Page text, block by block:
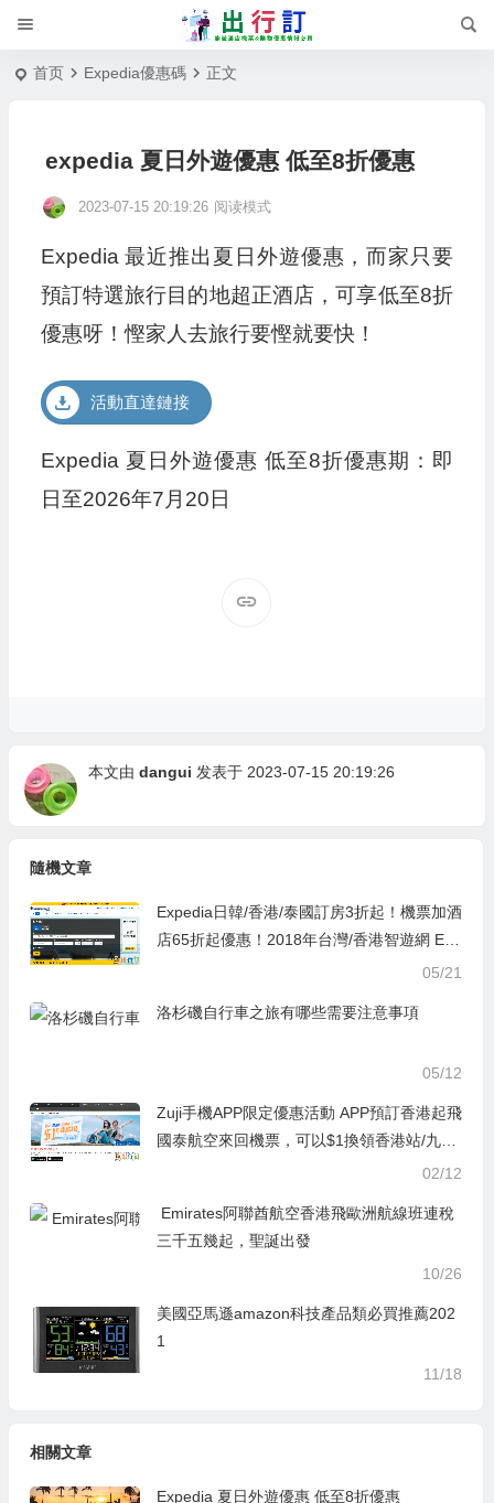
首页 Expedia優惠碼 正文
expedia 夏日外遊優惠 低至8折優惠
2023-07-15 20:19:26 阅读模式
Expedia 最近推出夏日外遊優惠，而家只要
預訂特選旅行目的地超正酒店，可享低至8折
優惠呀！慳家人去旅行要慳就要快！
活動直達鏈接
Expedia 夏日外遊優惠 低至8折優惠期：即
日至2026年7月20日
本文由 dangui 发表于 2023-07-15 20:19:26
隨機文章
Expedia日韓/香港/泰國訂房3折起！機票加酒
店65折起優惠！2018年台灣/香港智遊網 Exp
edia最新折扣碼/優惠代碼/折扣代碼/銀行信用
05/21
洛杉磯自行車之旅有哪些需要注意事項
05/12
Zuji手機APP限定優惠活動 APP預訂香港起飛
國泰航空來回機票，可以$1換領香港站/九龍
02/12
Emirates阿聯酋航空香港飛歐洲航線班連稅
三千五幾起，聖誕出發
10/26
美國亞馬遜amazon科技產品類必買推薦202
1
11/18
相關文章
Expedia 夏日外遊優惠 低至8折優惠